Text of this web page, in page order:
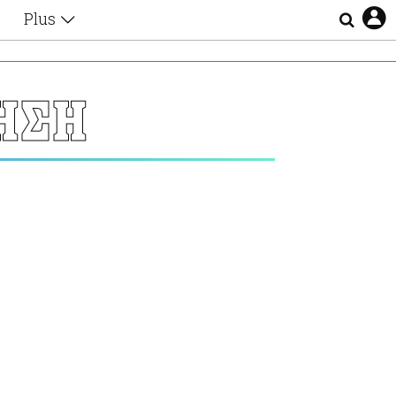
Plus
Αφιερώματα
Ζώδια